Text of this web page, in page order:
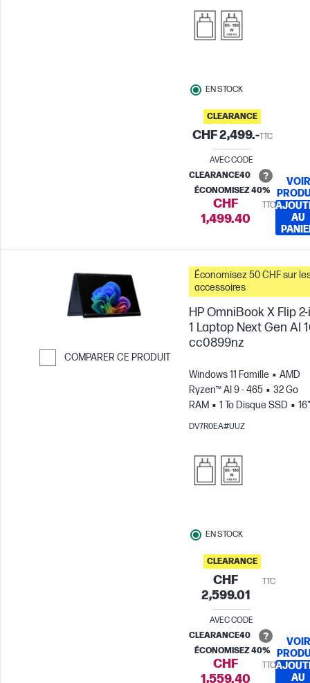
880M
EN STOCK
CLEARANCE
CHF 2,499.-TTC
AVEC CODE
CLEARANCE40
ÉCONOMISEZ 40%
CHF
1,499.40
TTC
VOIR
AU
COMPARER CE PRODUIT
Économisez 50 CHF sur
accessoires
HP OmniBook X Flip
1 Laptop Next Gen AI
cc0899nz
Windows 11 Famille
AMD
Ryzen™ AI 9 - 465
32 Go
RAM
1 To Disque SSD
16"
3K Écran tactile, 120Hz,
880M
DV7R0EA#UUZ
EN STOCK
CLEARANCE
CHF
2,599.01
TTC
AVEC CODE
CLEARANCE40
ÉCONOMISEZ 40%
CHF
1,559.40
TTC
VOIR
AU